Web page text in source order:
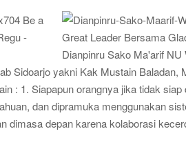
Sidoarjo yakni Kak Mustain Baladan,
: 1. Siapapun orangnya jika tidak
dan dipramuka menggunakan
dimasa depan karena kolaborasi